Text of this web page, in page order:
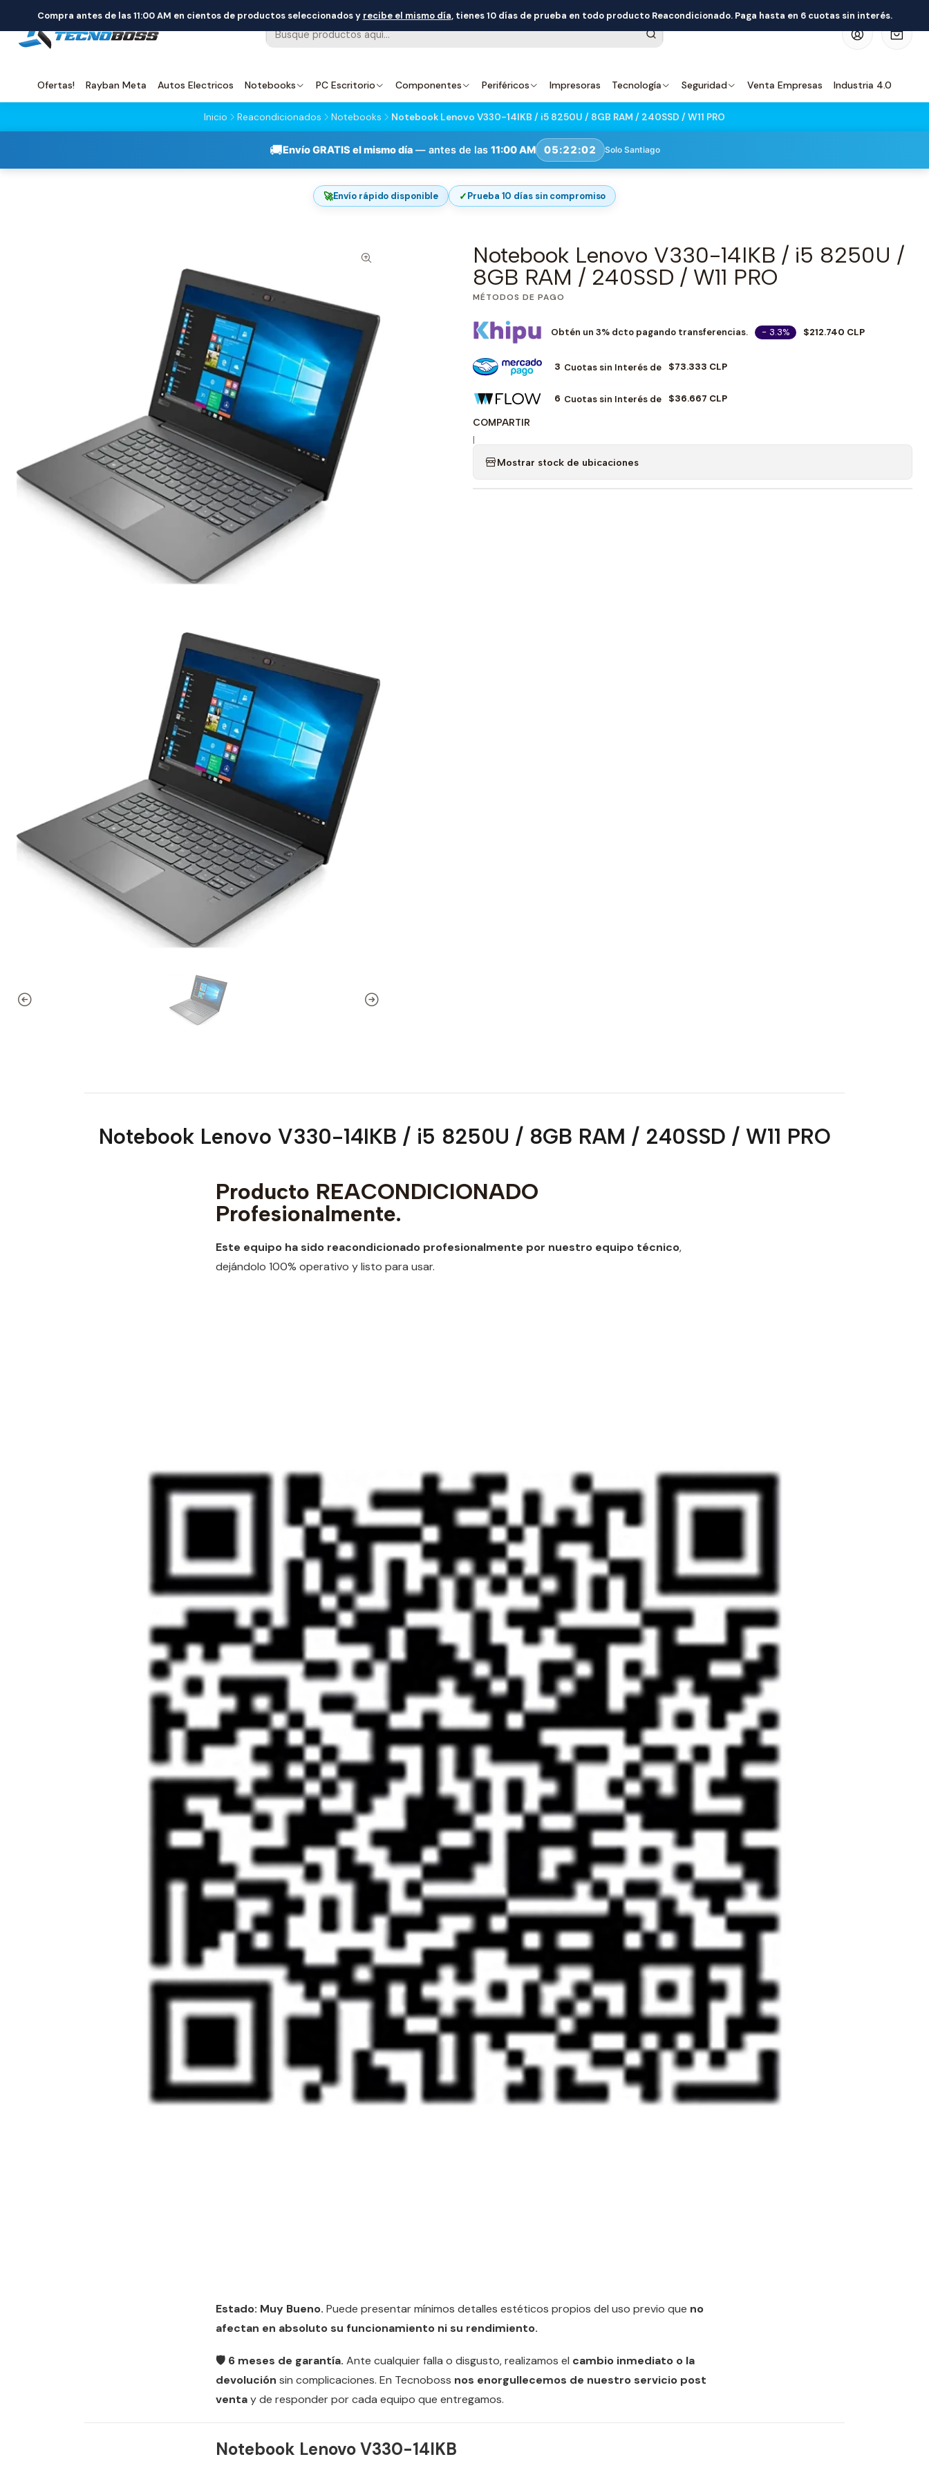
Ofertas! Rayban Meta Autos Electricos Notebooks PC Escritorio Componentes Periféricos Impresoras Tecnología Seguridad Venta Empresas Industria 4.0
Compra antes de las 11:00 AM en cientos de productos seleccionados y recibe el mismo día, tienes 10 días de prueba en todo producto Reacondicionado. Paga hasta en 6 cuotas sin interés.
Inicio Reacondicionados Notebooks Notebook Lenovo V330-14IKB / i5 8250U / 8GB RAM / 240SSD / W11 PRO
🚚Envío GRATIS el mismo día— antes de las 11:00 AM 05:22:01 Solo Santiago
🚀Envío rápido disponible ✓Prueba 10 días sin compromiso
Notebook Lenovo V330-14IKB / i5 8250U /
8GB RAM / 240SSD / W11 PRO
MÉTODOS DE PAGO
Obtén un 3% dcto pagando transferencias. - 3.3% $212.740 CLP
3 Cuotas sin Interés de $73.333 CLP
6 Cuotas sin Interés de $36.667 CLP
COMPARTIR
|
Mostrar stock de ubicaciones
Notebook Lenovo V330-14IKB / i5 8250U / 8GB RAM / 240SSD / W11 PRO
Producto REACONDICIONADO
Profesionalmente.
Este equipo ha sido reacondicionado profesionalmente por nuestro equipo técnico,
dejándolo 100% operativo y listo para usar.
Estado: Muy Bueno. Puede presentar mínimos detalles estéticos propios del uso previo que no
afectan en absoluto su funcionamiento ni su rendimiento.
🛡️ 6 meses de garantía. Ante cualquier falla o disgusto, realizamos el cambio inmediato o la
devolución sin complicaciones. En Tecnoboss nos enorgullecemos de nuestro servicio post
ventay de responder por cada equipo que entregamos.
Notebook LenovoV330-14IKB